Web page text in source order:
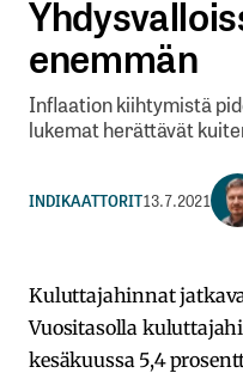
enemmän
Inflaation kiihtymistä
lukemat herättävät
INDIKAATTORIT13.7.2021
Kuluttajahinnat
Vuositasolla
kesäkuussa 5,4